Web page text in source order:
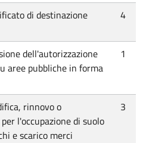
di destinazione
4
dell'autorizzazione
aree pubbliche in forma
1
rinnovo o
l'occupazione di suolo
e scarico merci
3